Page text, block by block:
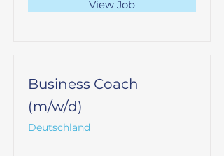
View Job
Business Coach
(m/w/d)
Deutschland